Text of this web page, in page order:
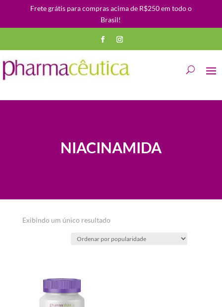
Frete grátis para compras acima de R$250 em todo o
Brasil!
NIACINAMIDA
Exibindo um único resultado